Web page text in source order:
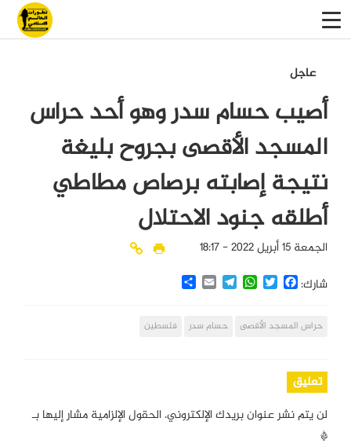
عاجل
أصيب حسام سدر وهو أحد حراس
المسجد الأقصى بجروح بليغة
نتيجة إصابته برصاص مطاطي
أطلقه جنود الاحتلال
الجمعة 15 أبريل 2022 - 18:17
شارك:
Facebook
Twitter
WhatsApp
Telegram
Email
Share
حراس المسجد الأقصى حسام سدر فلسطين
تعليق
لن يتم نشر عنوان بريدك الإلكتروني. الحقول الإلزامية مشار إليها بـ
*